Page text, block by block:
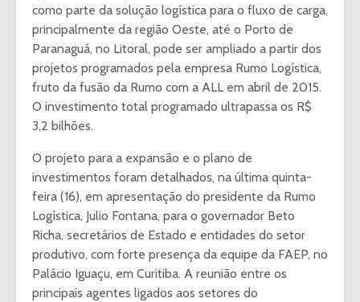
como parte da solução logística para o fluxo de carga,
principalmente da região Oeste, até o Porto de
Paranaguá, no Litoral, pode ser ampliado a partir dos
projetos programados pela empresa Rumo Logística,
fruto da fusão da Rumo com a ALL em abril de 2015.
O investimento total programado ultrapassa os R$
3,2 bilhões.
O projeto para a expansão e o plano de
investimentos foram detalhados, na última quinta-
feira (16), em apresentação do presidente da Rumo
Logística, Julio Fontana, para o governador Beto
Richa, secretários de Estado e entidades do setor
produtivo, com forte presença da equipe da FAEP, no
Palácio Iguaçu, em Curitiba. A reunião entre os
principais agentes ligados aos setores do